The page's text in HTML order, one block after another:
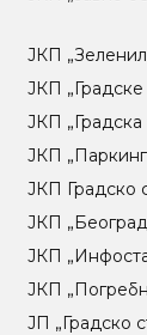
ЈКП
ЈКП „Градске
ЈКП „Градска
ЈКП
ЈКП Градско
ЈКП „Београд
ЈКП
ЈКП
ЈП „Градско